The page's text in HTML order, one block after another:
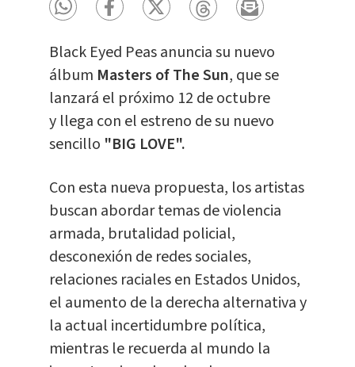
Black Eyed Peas anuncia su nuevo
álbum Masters of The Sun, que se
lanzará el próximo 12 de octubre
y llega con el estreno de su nuevo
sencillo "BIG LOVE".
Con esta nueva propuesta, los artistas
buscan abordar temas de violencia
armada, brutalidad policial,
desconexión de redes sociales,
relaciones raciales en Estados Unidos,
el aumento de la derecha alternativa y
la actual incertidumbre política,
mientras le recuerda al mundo la